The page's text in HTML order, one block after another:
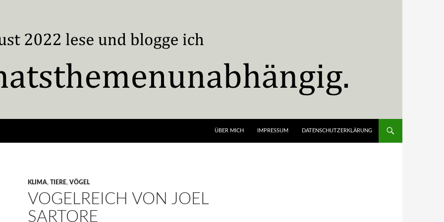
ÜBER MICH IMPRESSUM DATENSCHUTZERKLÄRUNG
KLIMA, TIERE, VÖGEL
VOGELREICH VON JOEL
SARTORE